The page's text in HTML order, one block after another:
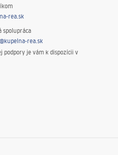
rea.sk
spolupráca
rea.sk
podpory je vám k dispozícii v